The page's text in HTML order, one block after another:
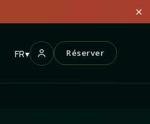
×
FR▾ Réserver